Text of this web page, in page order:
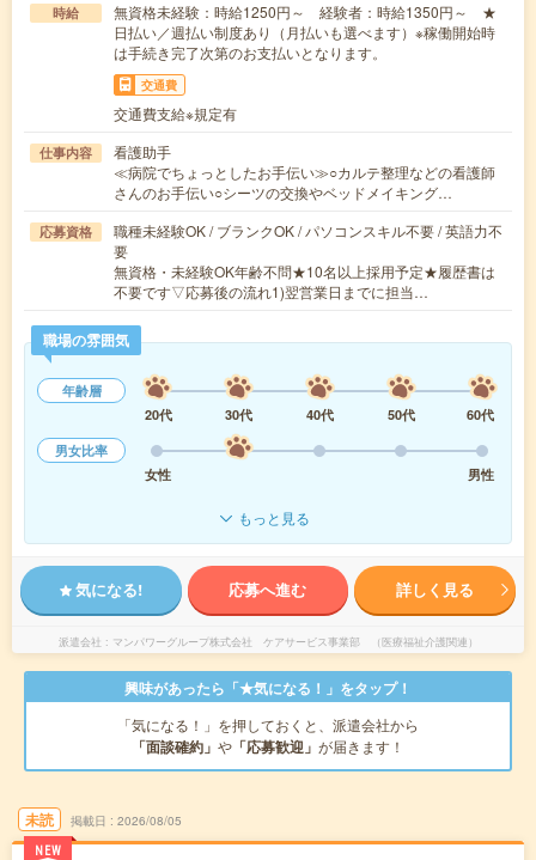
時給
無資格未経験：時給1250円～ 経験者：時給1350円～ ★
日払い／週払い制度あり（月払いも選べます）※稼働開始時
は手続き完了次第のお支払いとなります。
交通費
交通費支給※規定有
仕事内容
看護助手
≪病院でちょっとしたお手伝い≫○カルテ整理などの看護師
さんのお手伝い○シーツの交換やベッドメイキング…
応募資格
職種未経験OK / ブランクOK / パソコンスキル不要 / 英語力不
要
無資格・未経験OK年齢不問★10名以上採用予定★履歴書は
不要です▽応募後の流れ1)翌営業日までに担当…
職場の雰囲気
年齢層
20代
30代 40代 50代
60代
男女比率
女性
男性
もっと見る
気になる! 応募へ進む 詳しく見る
派遣会社 マンパワーグループ株式会社 ケアサービス事業部 （医療福祉介護関連）
興味があったら「★気になる！」をタップ！
「気になる！」を押しておくと、派遣会社から
「面談確約」 や 「応募歓迎」 が届きます！
未読
NEW
掲載日 2026/08/05